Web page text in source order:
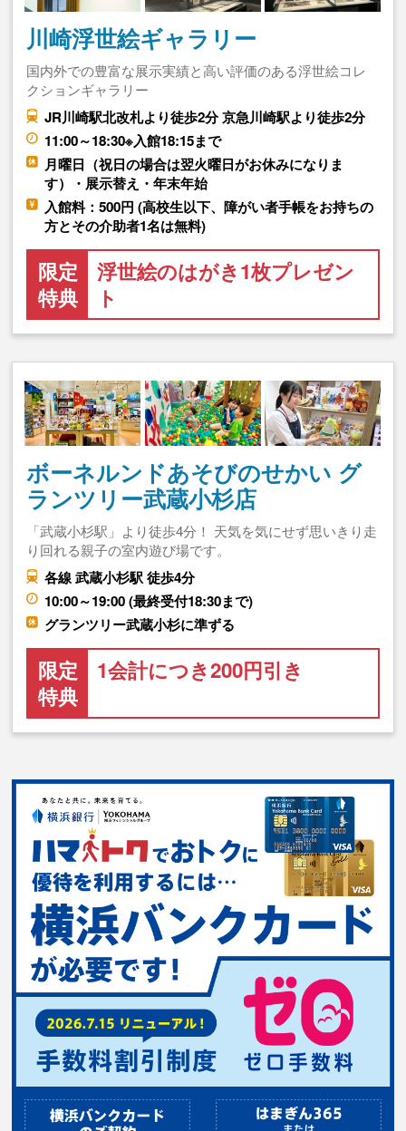
川崎浮世絵ギャラリー
国内外での豊富な展示実績と高い評価のある浮世絵コレ
クションギャラリー
JR川崎駅北改札より徒歩2分 京急川崎駅より徒歩2分
11:00～18:30※入館18:15まで
月曜日（祝日の場合は翌火曜日がお休みになりま
す）・展示替え・年末年始
入館料：500円 (高校生以下、障がい者手帳をお持ちの
方とその介助者1名は無料)
限定
特典
浮世絵のはがき1枚プレゼン
ト
ボーネルンドあそびのせかい グ
ランツリー武蔵小杉店
「武蔵小杉駅」より徒歩4分！ 天気を気にせず思いきり走
り回れる親子の室内遊び場です。
各線 武蔵小杉駅 徒歩4分
10:00～19:00 (最終受付18:30まで)
グランツリー武蔵小杉に準ずる
限定
特典
1会計につき200円引き